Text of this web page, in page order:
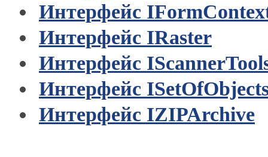
Интерфейс
Интерфейс IRaster
Интерфейс
Интерфейс
Интерфейс IZIPArchive